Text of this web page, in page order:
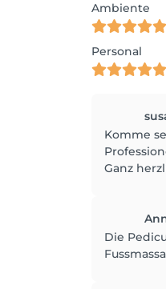
Ambiente
Personal
Komme
Ganz
Die